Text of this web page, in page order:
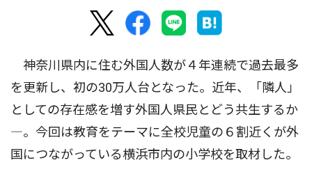
神奈川県内に住む外国人数が４年連続で過去最多
を更新し、初の30万人台となった。近年、「隣人」
としての存在感を増す外国人県民とどう共生するか
―。今回は教育をテーマに全校児童の６割近くが外
国につながっている横浜市内の小学校を取材した。